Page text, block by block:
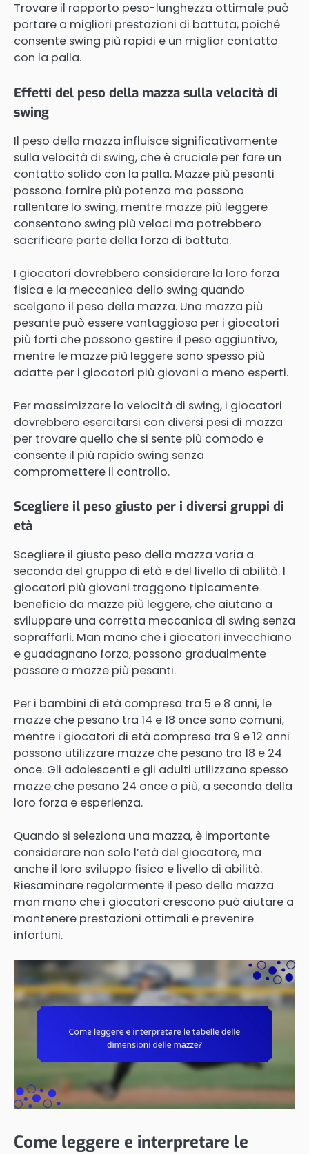
Trovare il rapporto peso-lunghezza ottimale può
portare a migliori prestazioni di battuta, poiché
consente swing più rapidi e un miglior contatto
con la palla.
Effetti del peso della mazza sulla velocità di
swing
Il peso della mazza influisce significativamente
sulla velocità di swing, che è cruciale per fare un
contatto solido con la palla. Mazze più pesanti
possono fornire più potenza ma possono
rallentare lo swing, mentre mazze più leggere
consentono swing più veloci ma potrebbero
sacrificare parte della forza di battuta.
I giocatori dovrebbero considerare la loro forza
fisica e la meccanica dello swing quando
scelgono il peso della mazza. Una mazza più
pesante può essere vantaggiosa per i giocatori
più forti che possono gestire il peso aggiuntivo,
mentre le mazze più leggere sono spesso più
adatte per i giocatori più giovani o meno esperti.
Per massimizzare la velocità di swing, i giocatori
dovrebbero esercitarsi con diversi pesi di mazza
per trovare quello che si sente più comodo e
consente il più rapido swing senza
compromettere il controllo.
Scegliere il peso giusto per i diversi gruppi di
età
Scegliere il giusto peso della mazza varia a
seconda del gruppo di età e del livello di abilità. I
giocatori più giovani traggono tipicamente
beneficio da mazze più leggere, che aiutano a
sviluppare una corretta meccanica di swing senza
sopraffarli. Man mano che i giocatori invecchiano
e guadagnano forza, possono gradualmente
passare a mazze più pesanti.
Per i bambini di età compresa tra 5 e 8 anni, le
mazze che pesano tra 14 e 18 once sono comuni,
mentre i giocatori di età compresa tra 9 e 12 anni
possono utilizzare mazze che pesano tra 18 e 24
once. Gli adolescenti e gli adulti utilizzano spesso
mazze che pesano 24 once o più, a seconda della
loro forza e esperienza.
Quando si seleziona una mazza, è importante
considerare non solo l’età del giocatore, ma
anche il loro sviluppo fisico e livello di abilità.
Riesaminare regolarmente il peso della mazza
man mano che i giocatori crescono può aiutare a
mantenere prestazioni ottimali e prevenire
infortuni.
Come leggere e interpretare le